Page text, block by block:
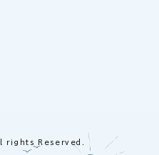
rights Reserved.